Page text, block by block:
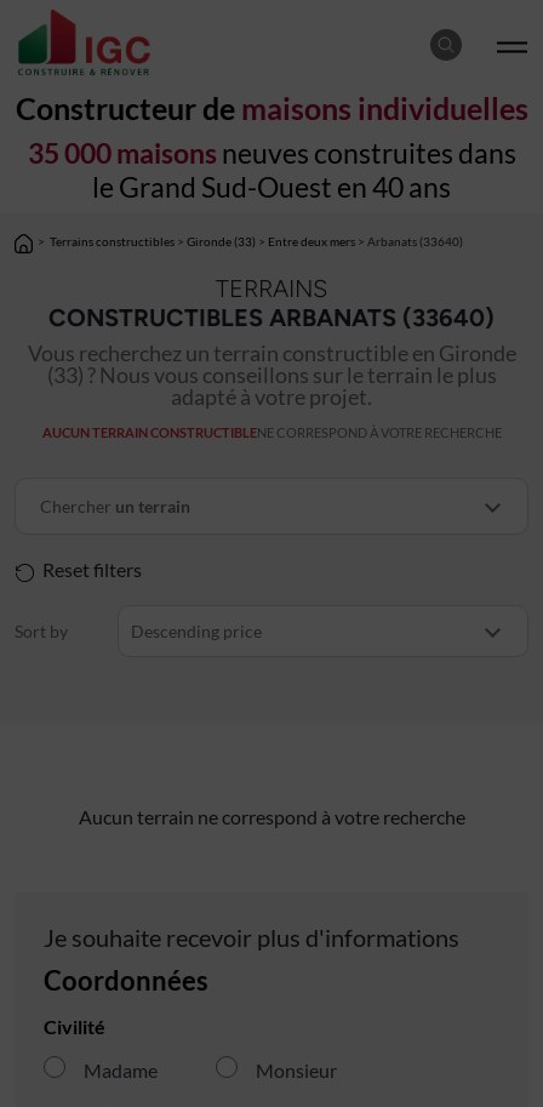
Constructeur de maisons individuelles
35 000 maisons neuves construites dans
le Grand Sud-Ouest en 40 ans
> Terrains constructibles > Gironde (33) > Entre deux mers > Arbanats (33640)
TERRAINS
CONSTRUCTIBLES ARBANATS (33640)
Vous recherchez un terrain constructible en Gironde
(33) ? Nous vous conseillons sur le terrain le plus
adapté à votre projet.
AUCUN TERRAIN CONSTRUCTIBLENE CORRESPOND À VOTRE RECHERCHE
Chercher un terrain
Reset filters
Sort by Descending price
Aucun terrain ne correspond à votre recherche
Je souhaite recevoir plus d'informations
Coordonnées
Civilité
Madame
Monsieur